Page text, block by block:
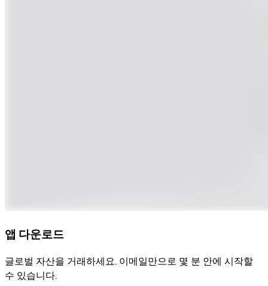
앱 다운로드
글로벌 자산을 거래하세요. 이메일만으로 몇 분 안에 시작할
수 있습니다.